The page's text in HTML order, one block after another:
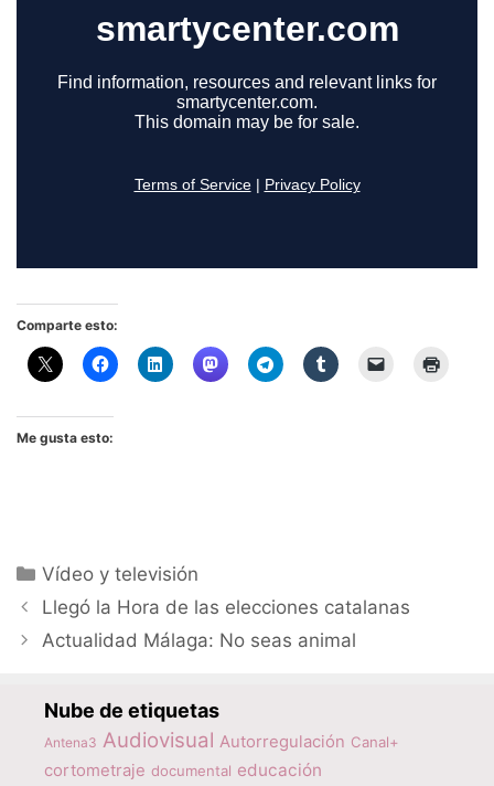
Comparte esto:
Me gusta esto:
Categorías
Vídeo y televisión
Llegó la Hora de las elecciones catalanas
Actualidad Málaga: No seas animal
Nube de etiquetas
Antena3 Audiovisual Autorregulación Canal+
cortometraje documental educación